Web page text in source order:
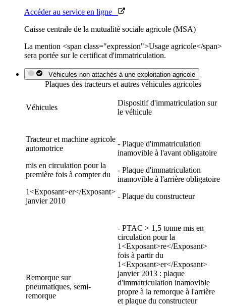
Accéder au service en ligne
Caisse centrale de la mutualité sociale agricole (MSA)
La mention <span class="expression">Usage agricole</span>
sera portée sur le certificat d'immatriculation.
Véhicules non attachés à une exploitation agricole
Plaques des tracteurs et autres véhicules agricoles
Véhicules
Dispositif d'immatriculation sur
le véhicule
Tracteur et machine agricole
automotrice
mis en circulation pour la
première fois à compter du
1<Exposant>er</Exposant>
janvier 2010
- Plaque d'immatriculation
inamovible à l'avant obligatoire
- Plaque d'immatriculation
inamovible à l'arrière obligatoire
- Plaque du constructeur
Remorque sur
pneumatiques, semi-
remorque
- PTAC > 1,5 tonne mis en
circulation pour la
1<Exposant>re</Exposant>
fois à partir du
1<Exposant>er</Exposant>
janvier 2013 : plaque
d'immatriculation inamovible
propre à la remorque à l'arrière
et plaque du constructeur